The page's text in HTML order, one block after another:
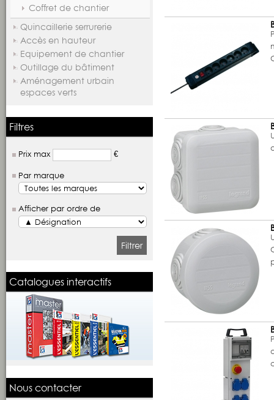
Coffret de chantier
Quincaillerie serrurerie
Accès en hauteur
Equipement de chantier
Outillage du bâtiment
Aménagement urbain
espaces verts
Filtres
Prix max €
Par marque
Afficher par ordre de
Filtrer
Catalogues interactifs
Nous contacter